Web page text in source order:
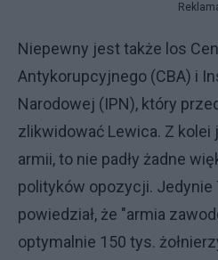
Niepewny jest także los
Antykorupcyjnego (CBA) i
Narodowej (IPN), który
zlikwidować Lewica. Z
armii, to nie padły żadne
polityków opozycji. Jedynie
powiedział, że "armia
optymalnie 150 tys.